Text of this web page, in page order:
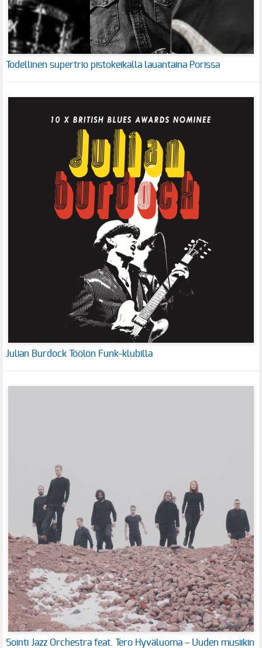
Todellinen supertrio pistokeikalla lauantaina Porissa
Julian Burdock Töölön Funk-klubilla
Sointi Jazz Orchestra feat. Tero Hyväluoma – Uuden musiikin